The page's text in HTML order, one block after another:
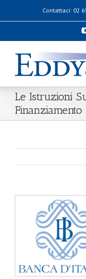
Contattaci: 02
Le Istruzioni